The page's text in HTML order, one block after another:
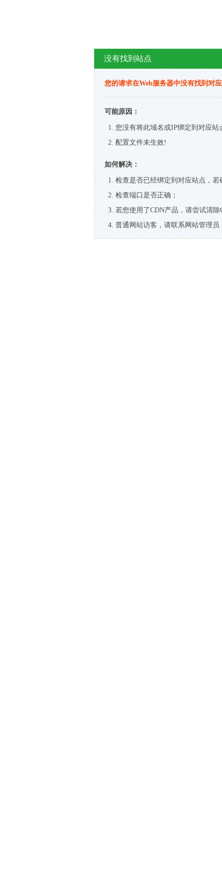
没有找到站点
您的请求在Web服务器中没有找到对
可能原因：
您没有将此域名或IP绑定到对应站
配置文件未生效!
如何解决：
检查是否已经绑定到对应站点，
检查端口是否正确；
若您使用了CDN产品，请尝试清除
普通网站访客，请联系网站管理员